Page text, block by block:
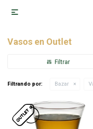

Vasos en Outlet
Filtrando por: Bazar